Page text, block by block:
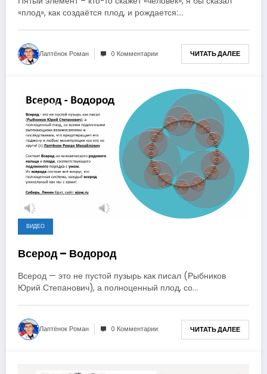
«плод», как создаётся плод, и рождается:…
Лаптёнок Роман 0 Комментарии ЧИТАТЬ ДАЛЕЕ
1 год ago
ВИДЕО
Всерод – Водород
Всерод — это не пустой пузырь как писал (Рыбников
Юрий Степанович), а полноценный плод, со…
Лаптёнок Роман 0 Комментарии ЧИТАТЬ ДАЛЕЕ